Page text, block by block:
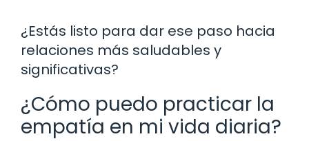
¿Estás listo para dar ese paso hacia
relaciones más saludables y
significativas?
¿Cómo puedo practicar la
empatía en mi vida diaria?